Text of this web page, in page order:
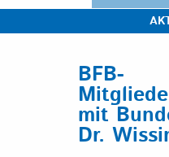
BFB-
mit
Dr.